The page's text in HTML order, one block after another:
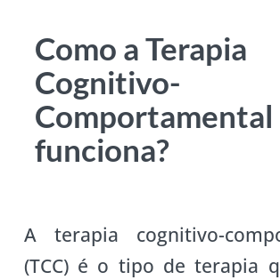
Como a Terapia
Cognitivo-
Comportamental
funciona?
A terapia cognitivo-
(TCC) é o tipo de terapia